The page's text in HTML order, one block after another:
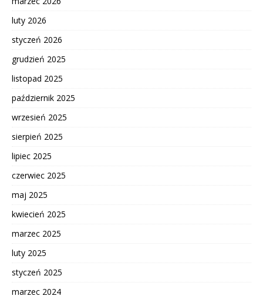
luty 2026
styczeń 2026
grudzień 2025
listopad 2025
październik 2025
wrzesień 2025
sierpień 2025
lipiec 2025
czerwiec 2025
maj 2025
kwiecień 2025
marzec 2025
luty 2025
styczeń 2025
marzec 2024